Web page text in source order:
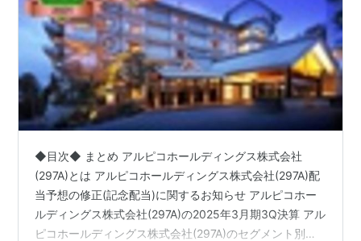
◆目次◆ まとめ アルピコホールディングス株式会社
(297A)とは アルピコホールディングス株式会社(297A)配
当予想の修正(記念配当)に関するお知らせ アルピコホー
ルディングス株式会社(297A)の2025年3月期3Q決算 アル
ピコホールディングス株式会社(297A)のセグメント別業